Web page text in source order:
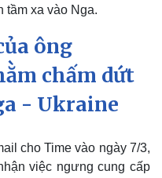
tầm xa vào Nga.
ông
chấm dứt
- Ukraine
cho Time vào ngày 7/3,
việc ngưng cung cấp